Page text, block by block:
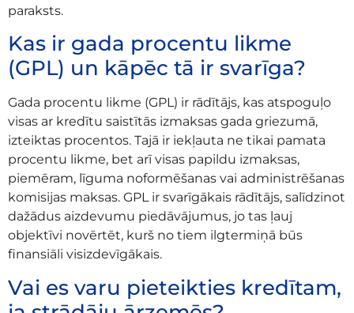
paraksts.
Kas ir gada procentu likme
(GPL) un kāpēc tā ir svarīga?
Gada procentu likme (GPL) ir rādītājs, kas atspoguļo
visas ar kredītu saistītās izmaksas gada griezumā,
izteiktas procentos. Tajā ir iekļauta ne tikai pamata
procentu likme, bet arī visas papildu izmaksas,
piemēram, līguma noformēšanas vai administrēšanas
komisijas maksas. GPL ir svarīgākais rādītājs, salīdzinot
dažādus aizdevumu piedāvājumus, jo tas ļauj
objektīvi novērtēt, kurš no tiem ilgtermiņā būs
finansiāli visizdevīgākais.
Vai es varu pieteikties kredītam,